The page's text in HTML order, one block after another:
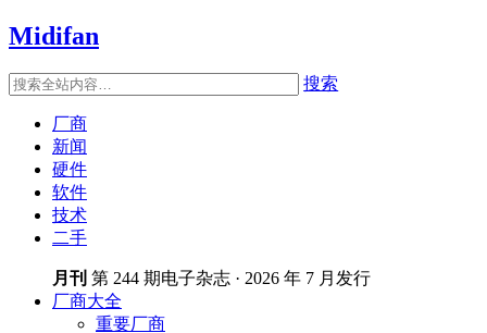
Midifan
搜索
厂商
新闻
硬件
软件
技术
二手
月刊 第 244 期电子杂志 · 2026 年 7 月发行
厂商大全
重要厂商